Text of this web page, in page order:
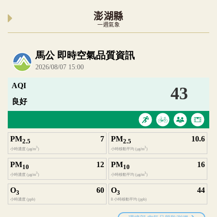
澎湖縣
一週氣象
內嵌空氣品質小工具為視覺預覽，完整即時空